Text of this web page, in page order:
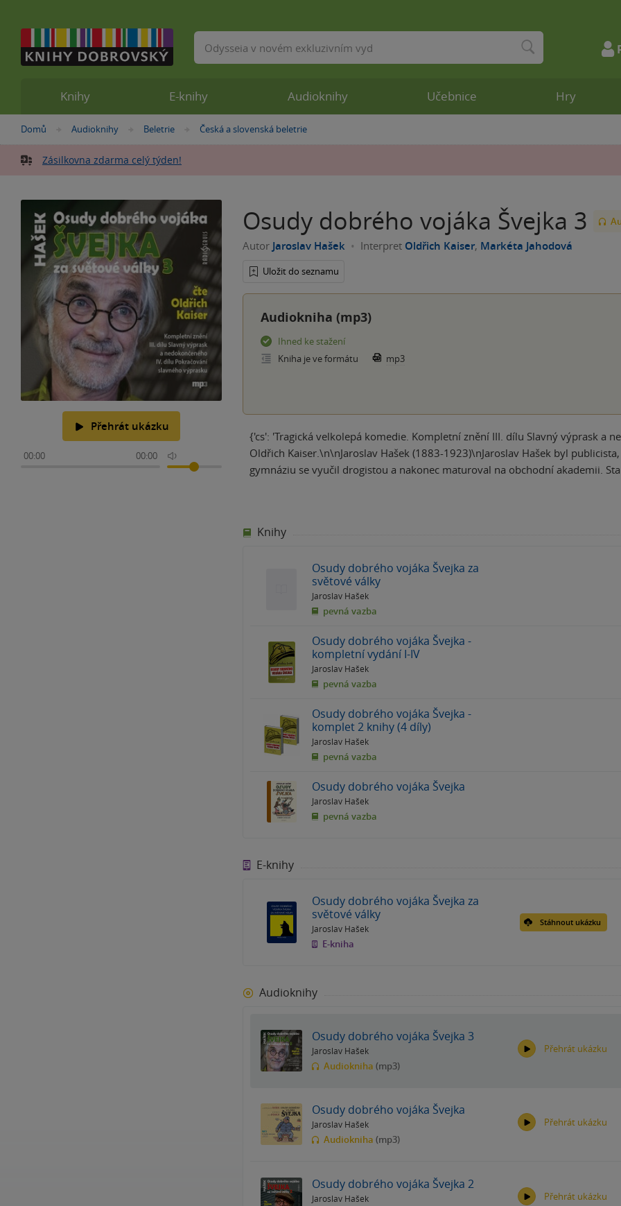
Nacházíte
zde:
Domů »Audioknihy »
Beletrie »
Česká a slovenská beletrie
Zásilkovna zdarma celý týden!
Přehrát ukázku
00:00 00:00
Osudy dobrého vojáka Švejka 3
Autor Jaroslav Hašek Interpret Oldřich Kaiser, Markéta Jahodová
Uložit do seznamu
Audiokniha (mp3)
Ihned ke stažení
Kniha je ve formátu
mp3
{'cs': 'Tragická velkolepá komedie. Kompletní znění III. dílu Slavný výprask a
Oldřich Kaiser.\n\nJaroslav Hašek (1883-1923)\nJaroslav Hašek byl
gymnáziu se vyučil drogistou a nakonec maturoval na obchodní akademii.
Knihy
Osudy dobrého vojáka Švejka za
světové války
Jaroslav Hašek
pevná vazba
Osudy dobrého vojáka Švejka -
kompletní vydání I-IV
Jaroslav Hašek
pevná vazba
Osudy dobrého vojáka Švejka -
komplet 2 knihy (4 díly)
Jaroslav Hašek
pevná vazba
Osudy dobrého vojáka Švejka
Jaroslav Hašek
pevná vazba
E-knihy
Osudy dobrého vojáka Švejka za
světové války
Jaroslav Hašek
E-kniha
Stáhnout ukázku
Audioknihy
Osudy dobrého vojáka Švejka 3
Jaroslav Hašek
Audiokniha (mp3)
Přehrát ukázku
Osudy dobrého vojáka Švejka
Jaroslav Hašek
Audiokniha (mp3)
Přehrát ukázku
Osudy dobrého vojáka Švejka 2
Jaroslav Hašek Přehrát ukázku
Knihy E-knihy Audioknihy Učebnice Hry
Vyhledávání